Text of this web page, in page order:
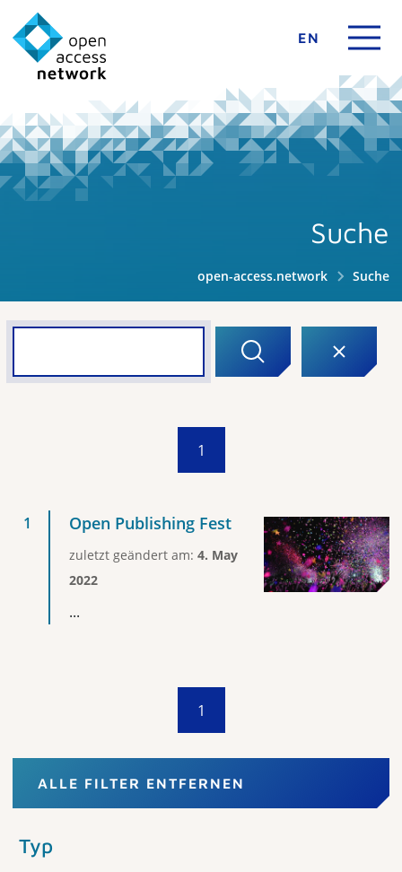
EN
Suche
open-access.network Suche
1
Open Publishing Fest
zuletzt geändert am: 4. May
2022
...
1
ALLE FILTER ENTFERNEN
Typ